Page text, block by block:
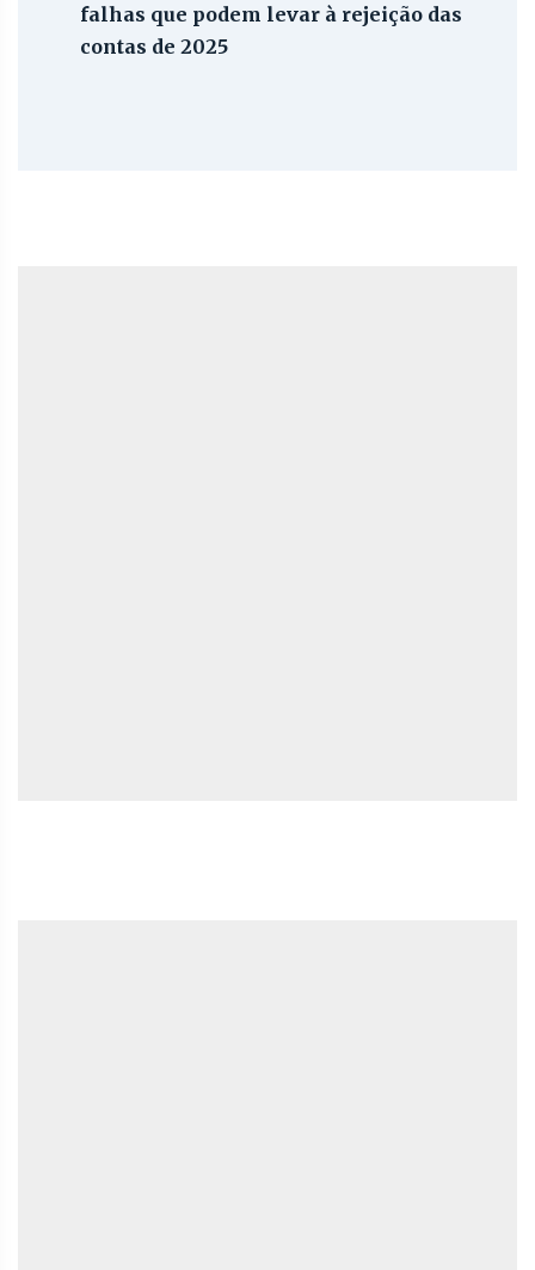
falhas que podem levar à rejeição das
contas de 2025